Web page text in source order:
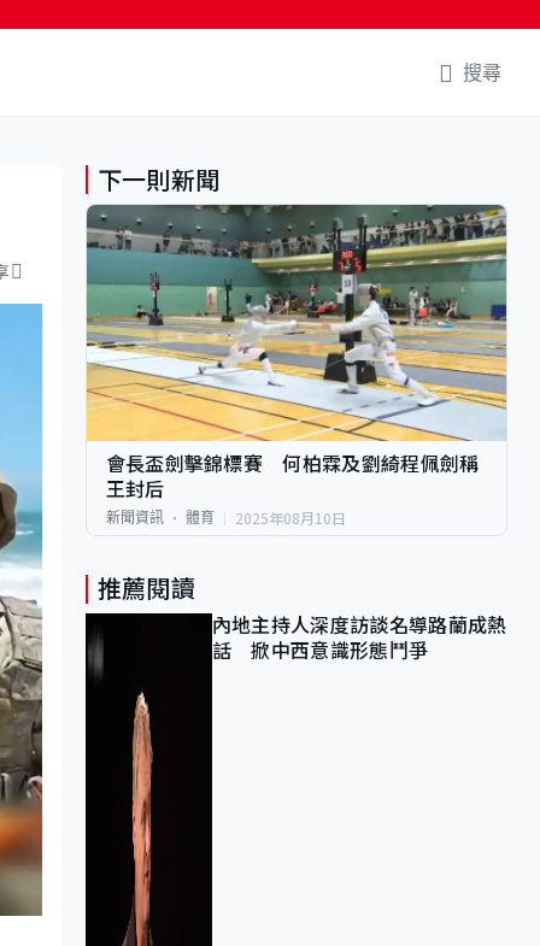
搜尋
下一則新聞
會長盃劍擊錦標賽 何柏霖及劉綺程佩劍稱
王封后
新聞資訊 體育 2025年08月10日
推薦閱讀
內地主持人深度訪談名導路蘭成熱
話 掀中西意識形態鬥爭